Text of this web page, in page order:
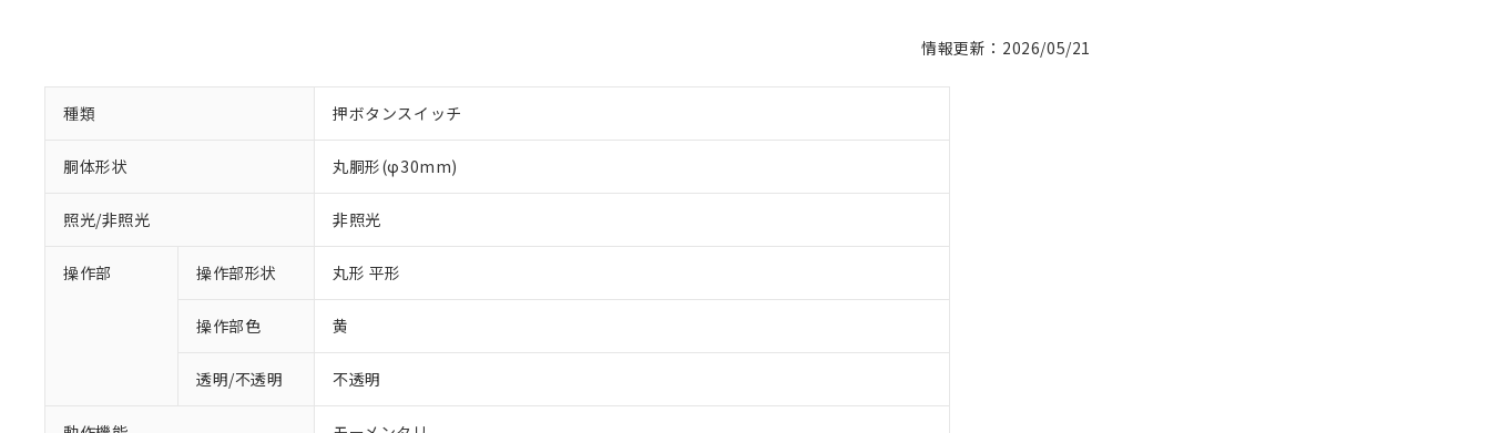
情報更新：2026/05/21
種類 押ボタンスイッチ
胴体形状 丸胴形(φ30mm)
照光/非照光 非照光
操作部 操作部形状 丸形 平形
操作部色 黄
透明/不透明 不透明